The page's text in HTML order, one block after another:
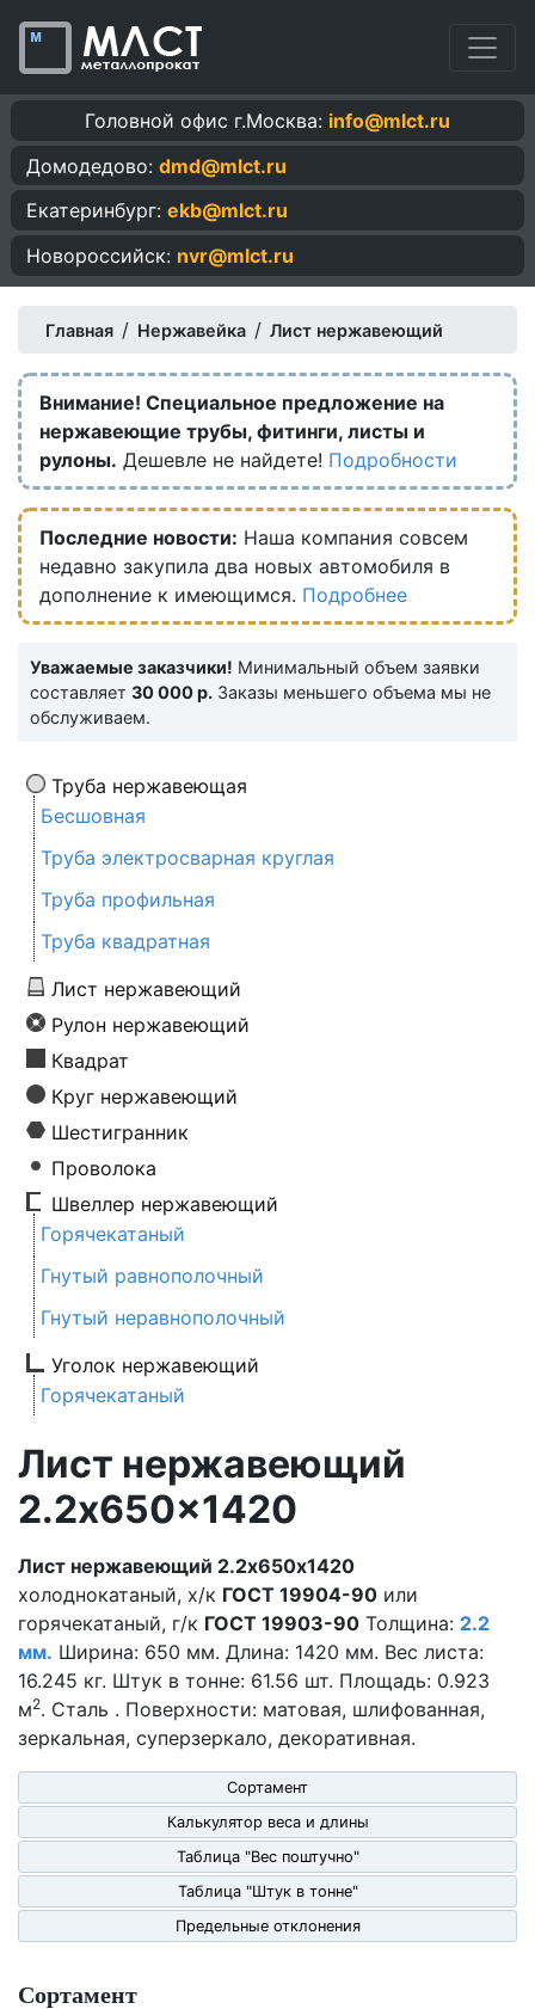
Головной офис г.Москва: info@mlct.ru
Домодедово: dmd@mlct.ru
Екатеринбург: ekb@mlct.ru
Новороссийск: nvr@mlct.ru
Главная / Нержавейка / Лист нержавеющий
Внимание! Специальное предложение на
нержавеющие трубы, фитинги, листы и
рулоны. Дешевле не найдете! Подробности
Последние новости: Наша компания совсем
недавно закупила два новых автомобиля в
дополнение к имеющимся. Подробнее
Уважаемые заказчики! Минимальный объем заявки
составляет 30 000 р. Заказы меньшего объема мы не
обслуживаем.
Труба нержавеющая
Бесшовная
Труба электросварная круглая
Труба профильная
Труба квадратная
Лист нержавеющий
Рулон нержавеющий
Квадрат
Круг нержавеющий
Шестигранник
Проволока
Швеллер нержавеющий
Горячекатаный
Гнутый равнополочный
Гнутый неравнополочный
Уголок нержавеющий
Горячекатаный
Лист нержавеющий
2.2x650x1420
Лист нержавеющий 2.2х650х1420
холоднокатаный, х/к ГОСТ 19904-90 или
горячекатаный, г/к ГОСТ 19903-90 Толщина: 2.2
мм. Ширина: 650 мм. Длина: 1420 мм. Вес листа:
16.245 кг. Штук в тонне: 61.56 шт. Площадь: 0.923
м2. Сталь . Поверхности: матовая, шлифованная,
зеркальная, суперзеркало, декоративная.
Сортамент
Калькулятор веса и длины
Таблица "Вес поштучно"
Таблица "Штук в тонне"
Предельные отклонения
Сортамент